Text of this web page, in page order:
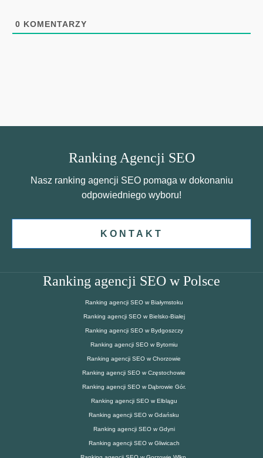
0 KOMENTARZY
Ranking Agencji SEO
Nasz ranking agencji SEO pomaga w dokonaniu
odpowiedniego wyboru!
KONTAKT
Ranking agencji SEO w Polsce
Ranking agencji SEO w Białymstoku
Ranking agencji SEO w Bielsko-Białej
Ranking agencji SEO w Bydgoszczy
Ranking agencji SEO w Bytomiu
Ranking agencji SEO w Chorzowie
Ranking agencji SEO w Częstochowie
Ranking agencji SEO w Dąbrowie Gór.
Ranking agencji SEO w Elblągu
Ranking agencji SEO w Gdańsku
Ranking agencji SEO w Gdyni
Ranking agencji SEO w Gliwicach